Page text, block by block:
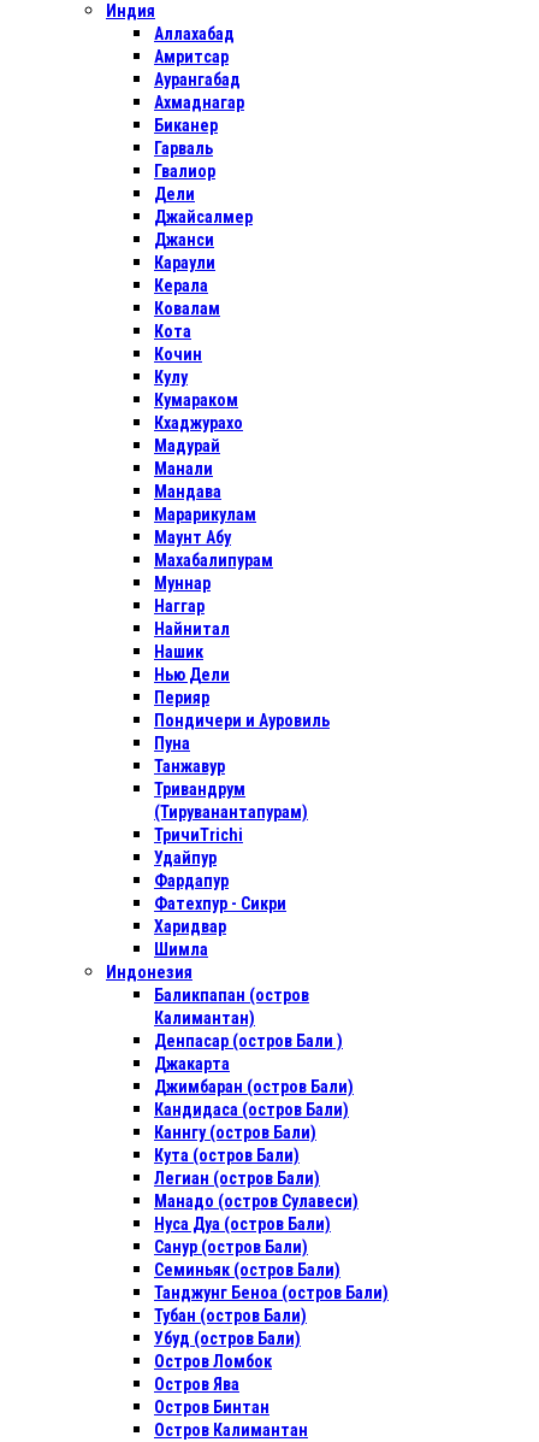
Индия
Аллахабад
Амритсар
Аурангабад
Ахмаднагар
Биканер
Гарваль
Гвалиор
Дели
Джайсалмер
Джанси
Караули
Керала
Ковалам
Кота
Кочин
Кулу
Кумараком
Кхаджурахо
Мадурай
Манали
Мандава
Марарикулам
Маунт Абу
Махабалипурам
Муннар
Наггар
Найнитал
Нашик
Нью Дели
Перияр
Пондичери и Ауровиль
Пуна
Танжавур
Тривандрум
(Тируванантапурам)
ТричиTrichi
Удайпур
Фардапур
Фатехпур - Сикри
Харидвар
Шимла
Индонезия
Баликпапан (остров
Калимантан)
Денпасар (остров Бали )
Джакарта
Джимбаран (остров Бали)
Кандидаса (остров Бали)
Каннгу (остров Бали)
Кута (остров Бали)
Легиан (остров Бали)
Манадо (остров Сулавеси)
Нуса Дуа (остров Бали)
Санур (остров Бали)
Семиньяк (остров Бали)
Танджунг Беноа (остров Бали)
Тубан (остров Бали)
Убуд (остров Бали)
Остров Ломбок
Остров Ява
Остров Бинтан
Остров Калимантан